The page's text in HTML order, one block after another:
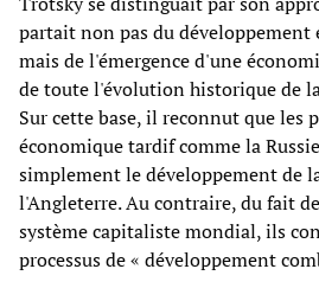
partait non pas du développement
mais de l'émergence d'une
de toute l'évolution historique de
Sur cette base, il reconnut que les
économique tardif comme la
simplement le développement de
l'Angleterre. Au contraire, du fait
système capitaliste mondial, ils
processus de « développement